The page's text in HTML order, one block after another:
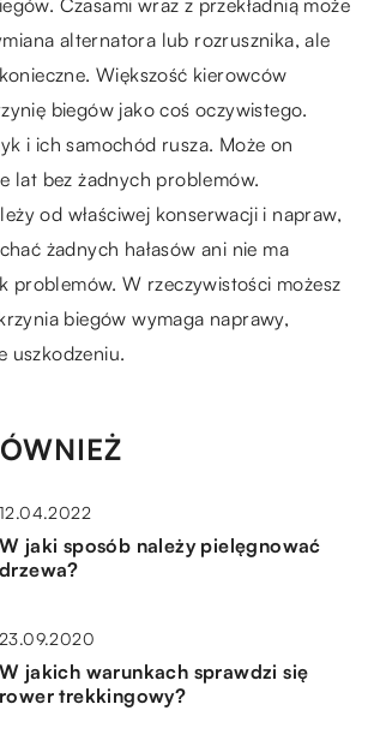
Czasami wraz z przekładnią może
alternatora lub rozrusznika, ale
Większość kierowców
biegów jako coś oczywistego.
i ich samochód rusza. Może on
lat bez żadnych problemów.
od właściwej konserwacji i napraw,
żadnych hałasów ani nie ma
problemów. W rzeczywistości możesz
biegów wymaga naprawy,
uszkodzeniu.
12.04.2022
W jaki sposób należy pielęgnować
drzewa?
23.09.2020
W jakich warunkach sprawdzi się
rower trekkingowy?